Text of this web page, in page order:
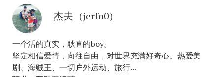
杰夫（jerfo0）
一个活的真实，耿直的boy。
坚定相信爱情，向往自由，对世界充满好奇心。热爱美
剧、海贼王、一切户外运动、旅行...